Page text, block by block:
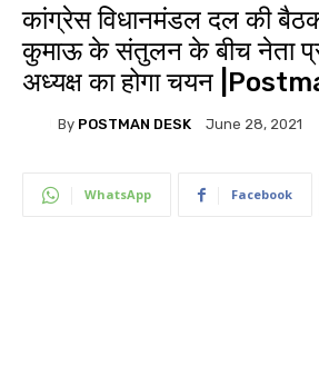
कांग्रेस विधानमंडल दल की
कुमाऊ के संतुलन के बीच नेता
अध्यक्ष का होगा चयन
By POSTMAN DESK June 28, 2021
WhatsApp Facebook